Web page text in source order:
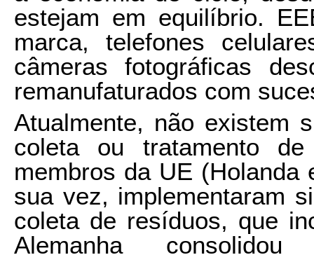
estejam em equilíbrio.
marca, telefones
câmeras fotográficas
remanufaturados com
Atualmente, não existem
coleta ou tratamento
membros da UE
sua vez, implementaram
coleta de resíduos, que
Alemanha